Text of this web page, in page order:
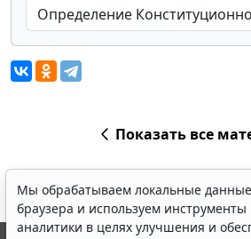
Показать все
Мы обрабатываем локальные данные
браузера и используем инструменты
аналитики в целях улучшения и